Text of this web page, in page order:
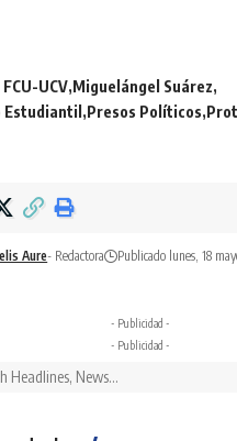
FCU-UCV Miguelángel Suárez
Presos Políticos
Aure- Redactora Publicado lunes, 18
- Publicidad -
- Publicidad -